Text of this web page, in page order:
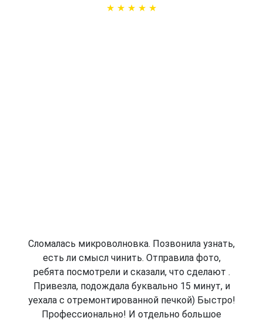
Сломалась микроволновка. Позвонила узнать,
есть ли смысл чинить. Отправила фото,
ребята посмотрели и сказали, что сделают .
Привезла, подождала буквально 15 минут, и
уехала с отремонтированной печкой) Быстро!
Профессионально! И отдельно большое